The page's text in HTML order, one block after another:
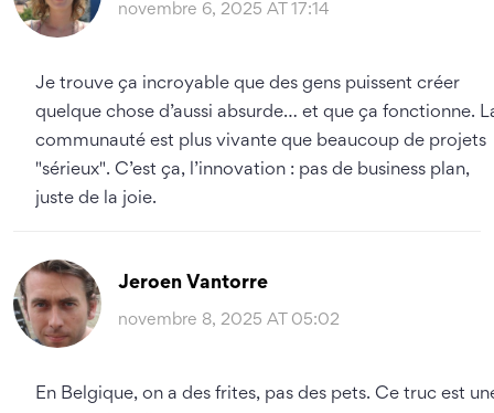
novembre 6, 2025 AT 17:14
Je trouve ça incroyable que des gens puissent créer
quelque chose d’aussi absurde… et que ça fonctionne.
communauté est plus vivante que beaucoup de projets
"sérieux". C’est ça, l’innovation : pas de business plan,
juste de la joie.
Jeroen Vantorre
novembre 8, 2025 AT 05:02
En Belgique, on a des frites, pas des pets. Ce truc est